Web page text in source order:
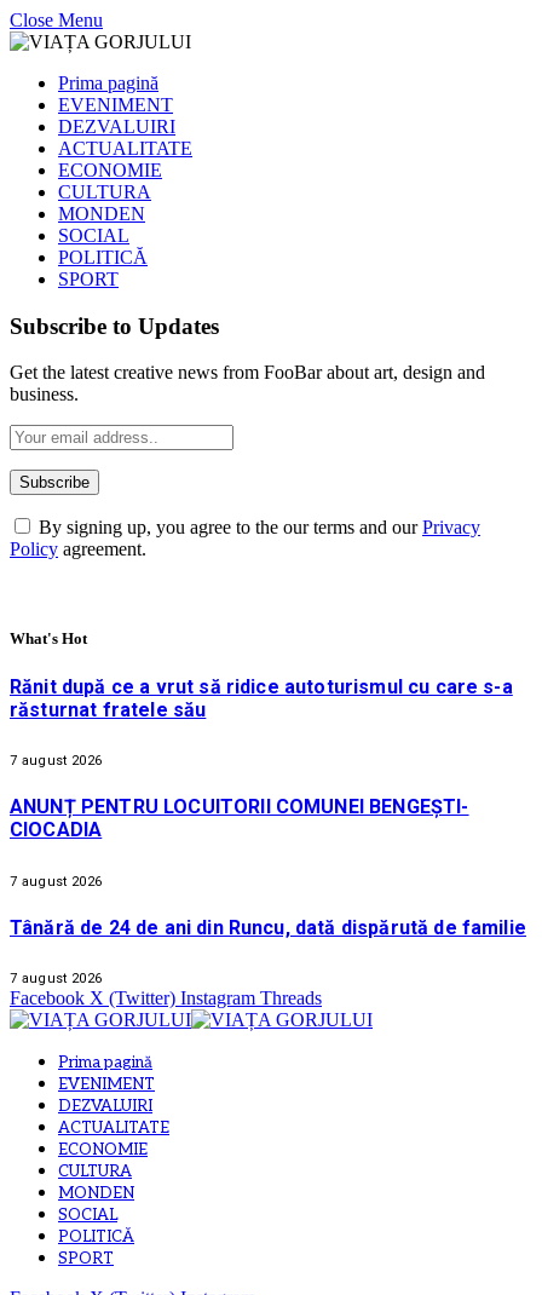
Close Menu
Prima pagină
EVENIMENT
DEZVALUIRI
ACTUALITATE
ECONOMIE
CULTURA
MONDEN
SOCIAL
POLITICĂ
SPORT
Subscribe to Updates
Get the latest creative news from FooBar about art, design and
business.
By signing up, you agree to the our terms and ourPrivacy
Policy agreement.
What's Hot
Rănit după ce a vrut să ridice autoturismul cu care s-a
răsturnat fratele său
7 august 2026
ANUNȚ PENTRU LOCUITORII COMUNEI BENGEȘTI-
CIOCADIA
7 august 2026
Tânără de 24 de ani din Runcu, dată dispărută de familie
7 august 2026
Facebook X (Twitter) Instagram Threads
Prima pagină
EVENIMENT
DEZVALUIRI
ACTUALITATE
ECONOMIE
CULTURA
MONDEN
SOCIAL
POLITICĂ
SPORT